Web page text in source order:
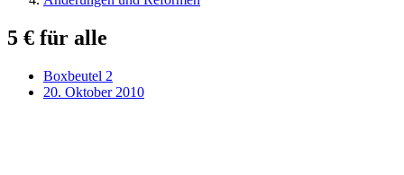
5 € für alle
Boxbeutel 2
20. Oktober 2010